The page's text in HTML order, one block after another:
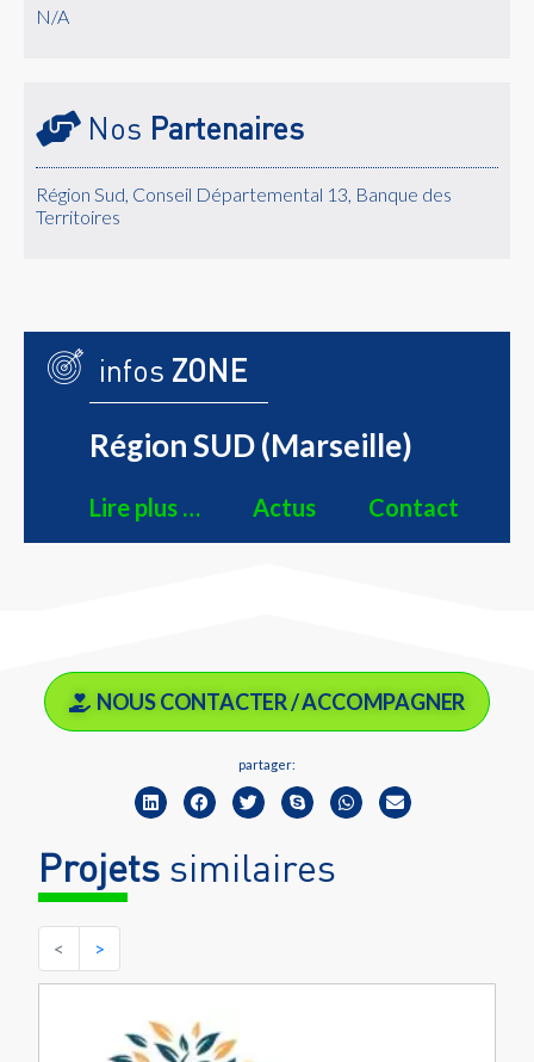
N/A
Nos Partenaires
Région Sud, Conseil Départemental 13, Banque des
Territoires
infos ZONE
Région SUD (Marseille)
Lire plus … Actus Contact
NOUS CONTACTER / ACCOMPAGNER
partager:
Projets similaires
< >